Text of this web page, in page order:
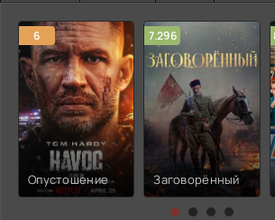
6
Опустошение
7.296
Заговорённый